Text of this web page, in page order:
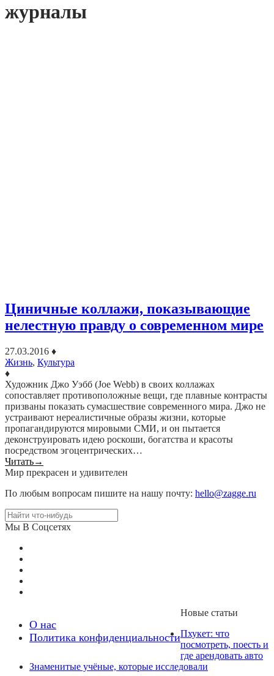
журналы
Циничные коллажи, показывающие
нелестную правду о современном мире
27.03.2016 ♦
Жизнь, Культура
♦
Художник Джо Уэбб (Joe Webb) в своих коллажах
сопоставляет противоположные вещи, где плавные контрасты
призваны показать сумасшествие современного мира. Джо не
устраивают нереалистичные образы жизни, которые
пропагандируются мировыми СМИ, и он пытается
деконструировать идею роскоши, богатства и красоты
посредством эгоцентрических…
Читать→
Мир прекрасен и удивителен
По любым вопросам пишите на нашу почту: hello@zagge.ru
Мы В Соцсетях
О нас
Политика конфиденциальности
Новые статьи
Пхукет: что
посмотреть, поесть и
где арендовать авто
Знаменитые учёные, которые исследовали